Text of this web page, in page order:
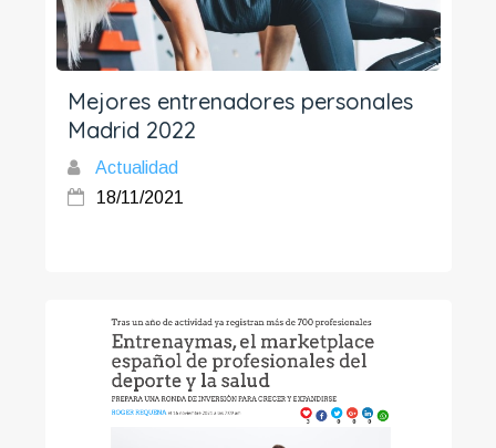
Mejores entrenadores personales
Madrid 2022
Actualidad
18/11/2021